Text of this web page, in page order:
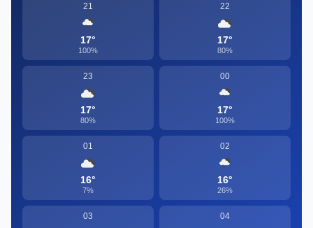
21
17°
100%
22
17°
80%
23
17°
80%
00
17°
100%
01
16°
7%
02
16°
26%
03 04